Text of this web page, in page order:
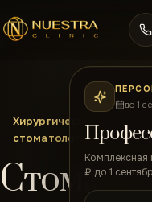
до 1
Комплексная
₽ до 1
Хирургическая
стоматология